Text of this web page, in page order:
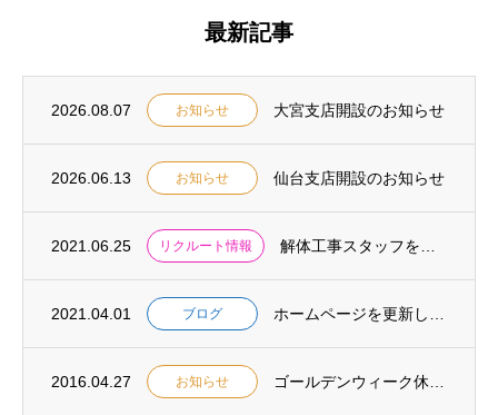
最新記事
2026.08.07 お知らせ 大宮支店開設のお知らせ
2026.06.13 お知らせ 仙台支店開設のお知らせ
2021.06.25 リクルート情報
2021.04.01 ブログ
2016.04.27 お知らせ